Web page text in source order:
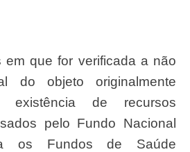
do objeto originalmente
de recursos
pelo Fundo Nacional
os Fundos de Saúde